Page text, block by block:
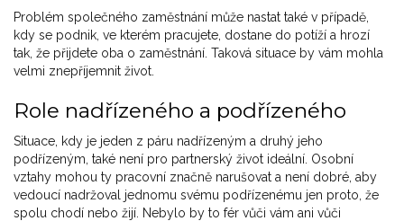
Problém společného zaměstnání může nastat také v případě,
kdy se podnik, ve kterém pracujete, dostane do potíží a hrozí
tak, že přijdete oba o zaměstnání. Taková situace by vám mohla
velmi znepříjemnit život.
Role nadřízeného a podřízeného
Situace, kdy je jeden z páru nadřízeným a druhý jeho
podřízeným, také není pro partnerský život ideální. Osobní
vztahy mohou ty pracovní značně narušovat a není dobré, aby
vedoucí nadržoval jednomu svému podřízenému jen proto, že
spolu chodí nebo žijí. Nebylo by to fér vůči vám ani vůči